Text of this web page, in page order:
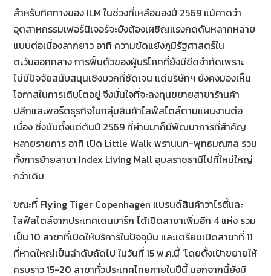
สำหรับทิศทางของ ILM ในช่วงที่เหลือของปี 2569 แม้คาดว่า
อุตสาหกรรมเฟอร์นิเจอร์จะยังต้องเผชิญแรงกดดันหลากหลาย
แบบต่อเนื่องลากยาว อาทิ ความขัดแย้งภูมิรัฐศาสตร์ใน
ตะวันออกกลาง การฟื้นตัวของผู้บริโภคที่ยังมีขีดจำกัดเพราะ
ไม่มีปัจจัยสนับสนุนเชิงบวกที่ชัดเจน แต่บริษัทฯ ยังคงมองเห็น
โอกาสในการเติบโตอยู่ จึงมั่นใจที่จะลงทุนขยายสาขาร้านค้า
ปลีกและพอร์ตธุรกิจในกลุ่มสินค้าไลฟ์สไตล์ตามแผนงานต่อ
เนื่อง ซึ่งนับตั้งแต่ต้นปี 2569 ที่ผ่านมาก็มีพัฒนาการที่สำคัญ
หลายรายการ อาทิ เปิด Little Walk พรานนก-พุทธมณฑล รวม
ทั้งการย้ายสาขา Index Living Mall อุบลราชธานีไปที่ใหม่ใหญ่
กว่าเดิม
ขณะที่ Flying Tiger Copenhagen แบรนด์สินค้าวาไรตี้และ
ไลฟ์สไตล์จากประเทศเดนมาร์ก ได้เปิดสาขาเพิ่มอีก 4 แห่ง รวม
เป็น 10 สาขาที่เปิดให้บริการในปัจจุบัน และเตรียมเปิดสาขาที่ 11
ที่หาดใหญ่เป็นลำดับถัดไป ในวันที่ 15 พ.ค.นี้ `โดยตั้งเป้าขยายให้
ครบราว 15-20 สาขาทั่วประเทศไทยภายในปีนี้ นอกจากนี้ยังมี